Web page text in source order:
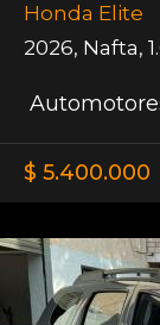
Honda Elite
2026, Nafta,
$ 5.400.000